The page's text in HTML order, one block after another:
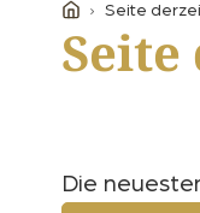
Seite
Die